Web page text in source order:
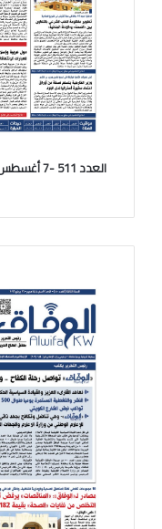
العدد 511 -7 أغسطس 2026 - السنة الثالثة